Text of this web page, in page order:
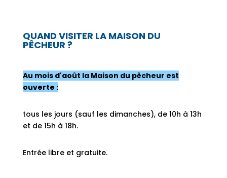
QUAND VISITER LA MAISON DU
PÊCHEUR ?
Au mois d'août la Maison du pêcheur est
ouverte :
tous les jours (sauf les dimanches), de 10h à 13h
et de 15h à 18h.
Entrée libre et gratuite.